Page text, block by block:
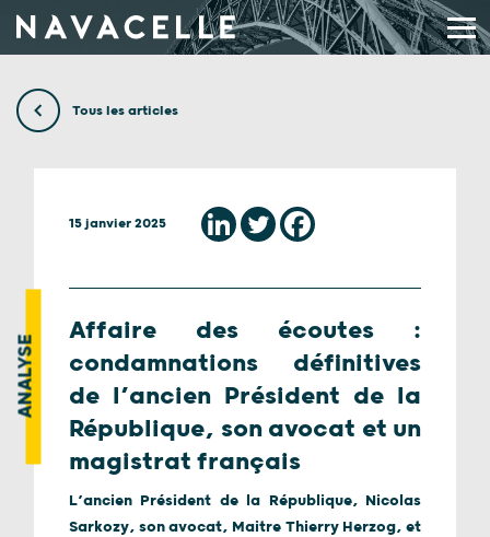
Tous les articles
ANALYSE
15 janvier 2025
Affaire des écoutes :
condamnations définitives
de l’ancien Président de la
République, son avocat et un
magistrat français
L’ancien Président de la République, Nicolas
Sarkozy, son avocat, Maitre Thierry Herzog, et